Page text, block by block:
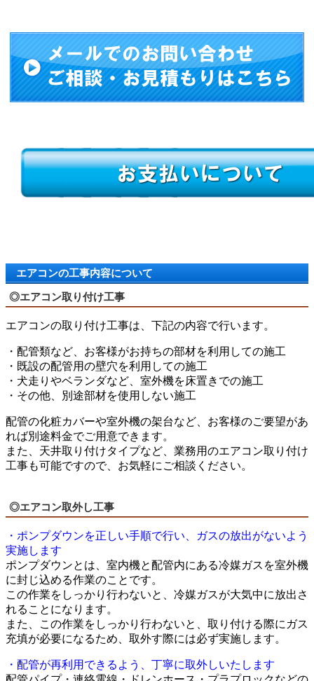
エアコンの工事内容について
◎エアコン取り付け工事
エアコンの取り付け工事は、下記の内容で行います。
・配管類など、お客様がお持ちの部材を利用しての施工
・既設の配管用の壁穴を利用しての施工
・犬走りやベランダなど、室外機を床置きでの施工
・その他、別途部材を使用しない施工
配管の化粧カバーや室外機の架台など、お客様のご要望があ
れば別途料金でご用意できます。
また、天井取り付けタイプなど、業務用のエアコン取り付け
工事も可能ですので、お気軽にご相談ください。
◎エアコン取外し工事
・ポンプダウンを正しい手順で行い、ガスの放出がないよう
実施します
ポンプダウンとは、室内機と配管内にある冷媒ガスを室外機
に封じ込める作業のことです。
この作業をしっかり行わないと、冷媒ガスが大気中に放出さ
れることになります。
また、この作業をしっかり行わないと、取り付ける際にガス
充填が必要になるため、取外す際には必ず実施します。
・配管が再利用できるよう、丁寧に取外しいたします